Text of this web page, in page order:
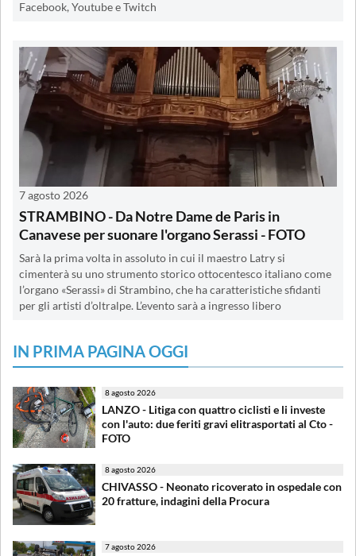
Facebook, Youtube e Twitch
7 agosto 2026
STRAMBINO - Da Notre Dame de Paris in
Canavese per suonare l'organo Serassi - FOTO
Sarà la prima volta in assoluto in cui il maestro Latry si
cimenterà su uno strumento storico ottocentesco italiano come
l’organo «Serassi» di Strambino, che ha caratteristiche sfidanti
per gli artisti d’oltralpe. L’evento sarà a ingresso libero
IN PRIMA PAGINA OGGI
8 agosto 2026
LANZO - Litiga con quattro ciclisti e li investe
con l'auto: due feriti gravi elitrasportati al Cto -
FOTO
8 agosto 2026
CHIVASSO - Neonato ricoverato in ospedale con
20 fratture, indagini della Procura
7 agosto 2026